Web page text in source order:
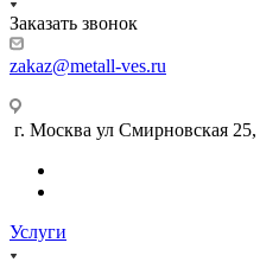
Заказать звонок
zakaz@metall-ves.ru
г. Москва ул Смирновская 25,
Услуги